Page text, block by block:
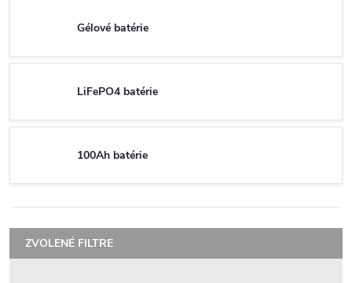
Gélové batérie
LiFePO4 batérie
100Ah batérie